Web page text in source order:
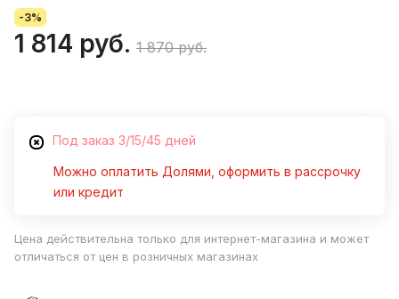
-3%
1 814 руб. 1 870 руб.
Под заказ 3/15/45 дней
Можно оплатить Долями, оформить в рассрочку
или кредит
Цена действительна только для интернет-магазина и может
отличаться от цен в розничных магазинах